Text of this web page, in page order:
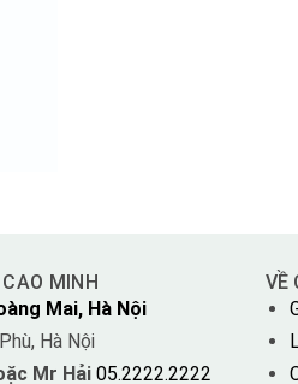
MINH
Mai, Hà Nội
Hà Nội
Mr Hải 05.2222.2222
VỀ